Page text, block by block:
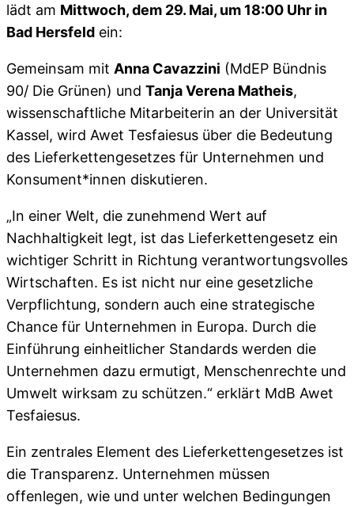
lädt am Mittwoch, dem 29. Mai, um 18:00 Uhr in
Bad Hersfeld ein:
Gemeinsam mit Anna Cavazzini (MdEP Bündnis
90/ Die Grünen) und Tanja Verena Matheis,
wissenschaftliche Mitarbeiterin an der Universität
Kassel, wird Awet Tesfaiesus über die Bedeutung
des Lieferkettengesetzes für Unternehmen und
Konsument*innen diskutieren.
„In einer Welt, die zunehmend Wert auf
Nachhaltigkeit legt, ist das Lieferkettengesetz ein
wichtiger Schritt in Richtung verantwortungsvolles
Wirtschaften. Es ist nicht nur eine gesetzliche
Verpflichtung, sondern auch eine strategische
Chance für Unternehmen in Europa. Durch die
Einführung einheitlicher Standards werden die
Unternehmen dazu ermutigt, Menschenrechte und
Umwelt wirksam zu schützen.“ erklärt MdB Awet
Tesfaiesus.
Ein zentrales Element des Lieferkettengesetzes ist
die Transparenz. Unternehmen müssen
offenlegen, wie und unter welchen Bedingungen